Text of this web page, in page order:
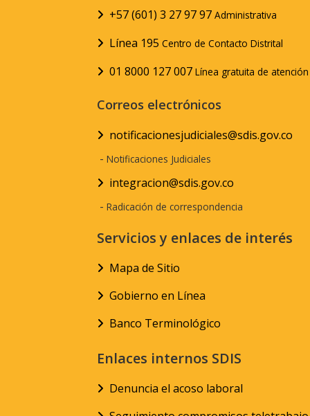
+57 (601) 3 27 97 97 Administrativa
Línea 195 Centro de Contacto Distrital
01 8000 127 007 Línea gratuita de
Correos electrónicos
notificacionesjudiciales@sdis.gov.co
- Notificaciones Judiciales
integracion@sdis.gov.co
- Radicación de correspondencia
Servicios y enlaces de interés
Mapa de Sitio
Gobierno en Línea
Banco Terminológico
Enlaces internos SDIS
Denuncia el acoso laboral